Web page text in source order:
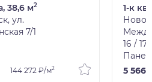
38,6 м2
ул.
7/1
144 272 ₽/м2
1-к
16 / 17
5 566